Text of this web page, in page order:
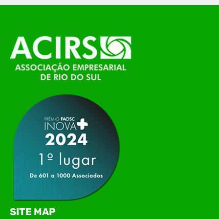
O Polo ACATE-ACIRS, por meio do NIAVI – Núcleo
de Tecnologia da Informação do Alto Vale do
Itajaí, realizou, no dia 21 de julho, o evento
Conexão Tech NIAVI, reunindo empresas de
tecnologia da região para uma noite de
apresentação de novas iniciativas para o setor. O
encontro aconteceu em Rio…
SITE MAP